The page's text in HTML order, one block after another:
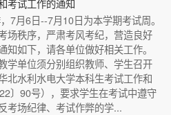
考试工作的通知
7月6日--7月10日为本学期考试周。
场秩序，严肃考风考纪，营造良好
如下，请各单位做好相关工作。
学单位须分别组织教师、学生召开
北水利水电大学本科生考试工作和
〕90号），要求学生在考试中遵守
考场纪律、考试作弊的学...